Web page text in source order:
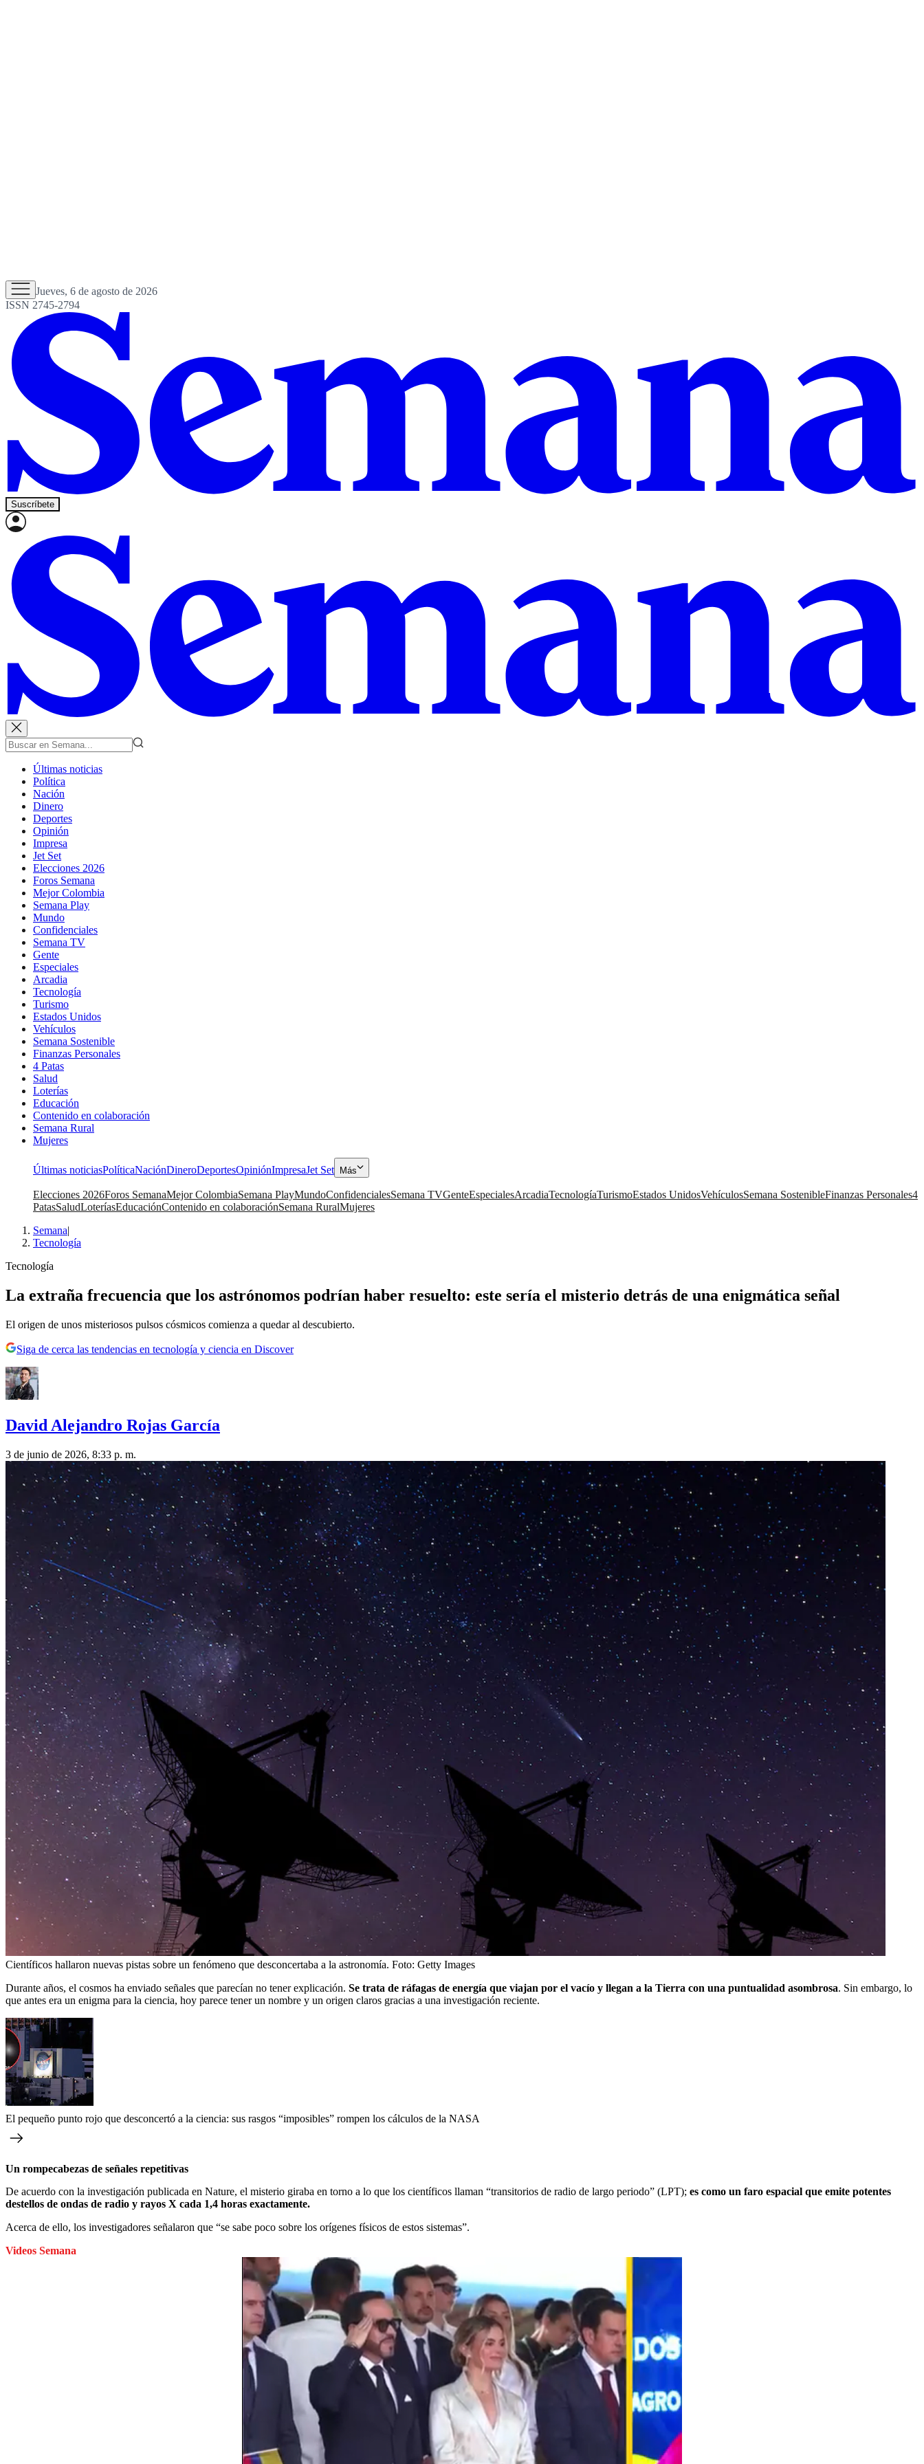
Jueves, 6 de agosto de 2026
ISSN 2745-2794
Suscríbete
Últimas noticias
Política
Nación
Dinero
Deportes
Opinión
Impresa
Jet Set
Elecciones 2026
Foros Semana
Mejor Colombia
Semana Play
Mundo
Confidenciales
Semana TV
Gente
Especiales
Arcadia
Tecnología
Turismo
Estados Unidos
Vehículos
Semana Sostenible
Finanzas Personales
4 Patas
Salud
Loterías
Educación
Contenido en colaboración
Semana Rural
Mujeres
Últimas noticiasPolíticaNaciónDineroDeportesOpiniónImpresaJet Set Más
Elecciones 2026Foros SemanaMejor ColombiaSemana PlayMundoConfidencialesSemana TVGenteEspecialesArcadiaTecnologíaTurismoEstados UnidosVehículosSemana SostenibleFinanzas Personales4
PatasSaludLoteríasEducaciónContenido en colaboraciónSemana RuralMujeres
Semana|
Tecnología
Tecnología
La extraña frecuencia que los astrónomos podrían haber resuelto: este sería el misterio detrás de una enigmática señal
El origen de unos misteriosos pulsos cósmicos comienza a quedar al descubierto.
Siga de cerca las tendencias en tecnología y ciencia en Discover
David Alejandro Rojas García
3 de junio de 2026, 8:33 p. m.
Científicos hallaron nuevas pistas sobre un fenómeno que desconcertaba a la astronomía. Foto: Getty Images
Durante años, el cosmos ha enviado señales que parecían no tener explicación. Se trata de ráfagas de energía que viajan por el vacío y llegan a la Tierra con una puntualidad asombrosa. Sin embargo, lo
que antes era un enigma para la ciencia, hoy parece tener un nombre y un origen claros gracias a una investigación reciente.
El pequeño punto rojo que desconcertó a la ciencia: sus rasgos “imposibles” rompen los cálculos de la NASA
Un rompecabezas de señales repetitivas
De acuerdo con la investigación publicada en Nature, el misterio giraba en torno a lo que los científicos llaman “transitorios de radio de largo periodo” (LPT); es como un faro espacial que emite potentes
destellos de ondas de radio y rayos X cada 1,4 horas exactamente.
Acerca de ello, los investigadores señalaron que “se sabe poco sobre los orígenes físicos de estos sistemas”.
Videos Semana